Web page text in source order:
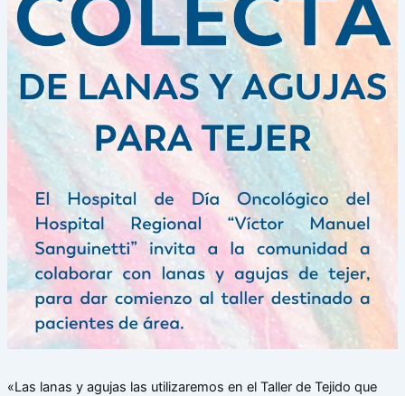
«Las lanas y agujas las utilizaremos en el Taller de Tejido que